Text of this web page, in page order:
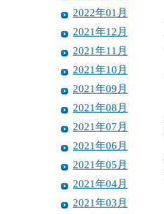
2022年01月
2021年12月
2021年11月
2021年10月
2021年09月
2021年08月
2021年07月
2021年06月
2021年05月
2021年04月
2021年03月